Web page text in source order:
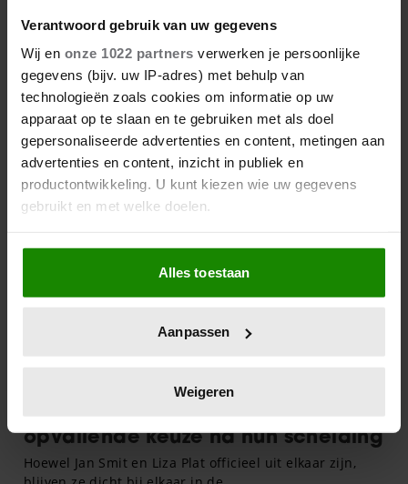
Verantwoord gebruik van uw gegevens
Wij en onze 1022 partners verwerken je persoonlijke
gegevens (bijv. uw IP-adres) met behulp van
technologieën zoals cookies om informatie op uw
apparaat op te slaan en te gebruiken met als doel
gepersonaliseerde advertenties en content, metingen aan
advertenties en content, inzicht in publiek en
productontwikkeling. U kunt kiezen wie uw gegevens
gebruikt en met welke doelen.
Als u het toestaat, willen we ook graag:
Informatie verzamelen over uw geografische
locatie, die tot een paar meter nauwkeurig kan zijn
scannen op specifieke eigenschappen (fingerprinting)
verwerkt en stel uw voorkeuren in het
intrekken in de Cookieverklaring.
We gebruiken cookies om content en advertenties te
Alles toestaan
Aanpassen
Weigeren